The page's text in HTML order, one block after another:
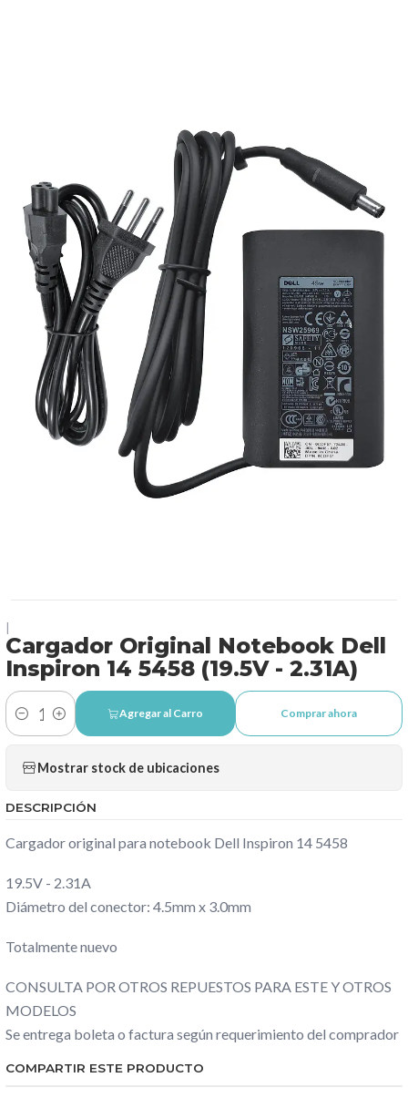
Cargador Original Notebook Dell
Inspiron 14 5458 (19.5V - 2.31A)
Cantidad
Agregar al Carro Comprar ahora
Mostrar stock de ubicaciones
DESCRIPCIÓN
Cargador original para notebook Dell Inspiron 14 5458
19.5V - 2.31A
Diámetro del conector: 4.5mm x 3.0mm
Totalmente nuevo
CONSULTA POR OTROS REPUESTOS PARA ESTE Y OTROS
MODELOS
Se entrega boleta o factura según requerimiento del comprador
COMPARTIR ESTE PRODUCTO